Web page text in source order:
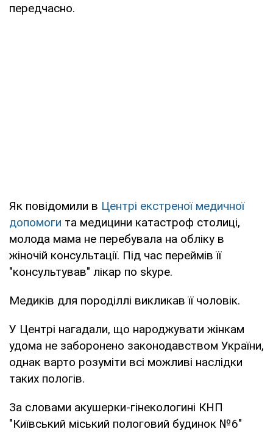
передчасно.
Як повідомили в Центрі екстреної медичної
допомоги та медицини катастроф столиці,
молода мама не перебувала на обліку в
жіночій консультації. Під час переймів її
"консультував" лікар по skype.
Медиків для породіллі викликав її чоловік.
У Центрі нагадали, що народжувати жінкам
удома не заборонено законодавством України,
однак варто розуміти всі можливі наслідки
таких пологів.
За словами акушерки-гінекологині КНП
"Київський міський пологовий будинок №6"